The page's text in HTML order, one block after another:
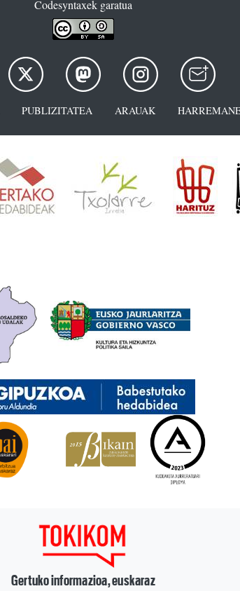
Codesyntaxek garatua
PUBLIZITATEA ARAUAK
Gertuko informazioa, euskaraz